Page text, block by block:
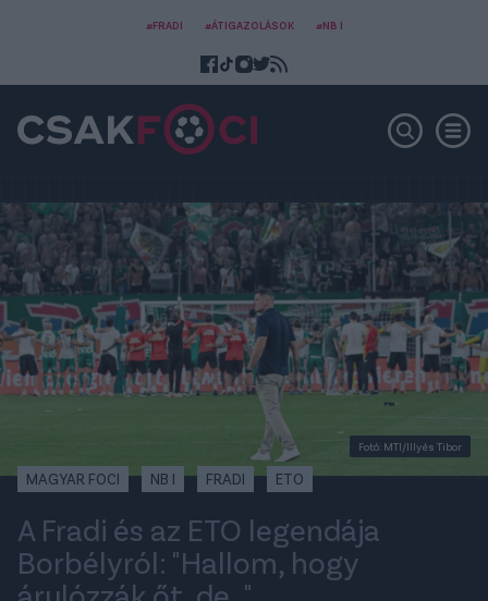
#FRADI #ÁTIGAZOLÁSOK #NB I
Fotó: MTI/Illyés Tibor
MAGYAR FOCI NB I FRADI ETO
A Fradi és az ETO legendája
Borbélyról: "Hallom, hogy